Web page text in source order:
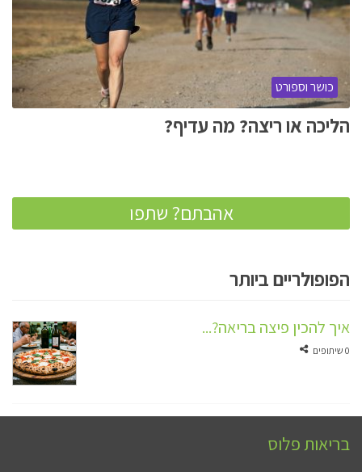
כושר וספורט
הליכה או ריצה? מה עדיף?
אהבתם? שתפו
הפופולריים ביותר
איך להכין פיצה בריאה?...
0 שיתופים
בריאות פלוס